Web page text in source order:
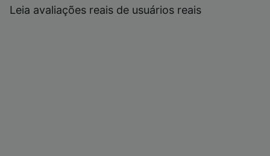
Leia avaliações reais de usuários reais